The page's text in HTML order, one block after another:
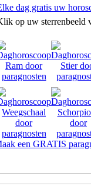
uw levensvragen.
dag gratis uw
op uw sterrenbeeld
een GRATIS